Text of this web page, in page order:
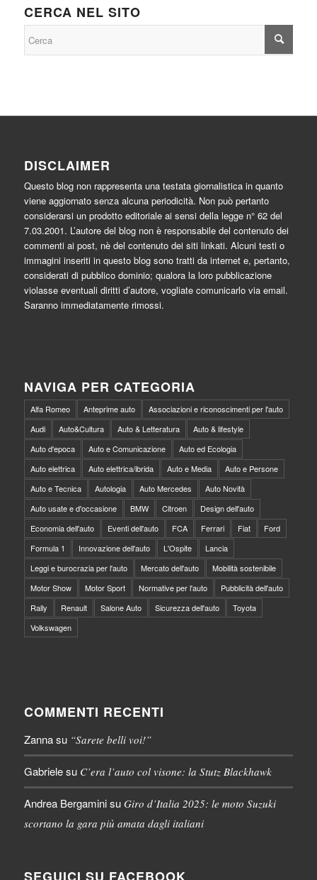
CERCA NEL SITO
DISCLAIMER
Questo blog non rappresenta una testata giornalistica in quanto
viene aggiornato senza alcuna periodicità. Non può pertanto
considerarsi un prodotto editoriale ai sensi della legge n° 62 del
7.03.2001. L’autore del blog non è responsabile del contenuto dei
commenti ai post, nè del contenuto dei siti linkati. Alcuni testi o
immagini inseriti in questo blog sono tratti da internet e, pertanto,
considerati di pubblico dominio; qualora la loro pubblicazione
violasse eventuali diritti d’autore, vogliate comunicarlo via email.
Saranno immediatamente rimossi.
NAVIGA PER CATEGORIA
Alfa Romeo Anteprime auto
Associazioni e riconoscimenti per l'auto
Audi
Auto&Cultura Auto & Letteratura
Auto & lifestyle
Auto d'epoca
Auto e Comunicazione
Auto ed Ecologia
Auto elettrica
Auto elettrica/ibrida Auto e Media
Auto e Persone
Auto e Tecnica
Autologia Auto Mercedes
Auto Novità
Auto usate e d'occasione
BMW Citroen
Design dell'auto
Economia dell'auto
Eventi dell'auto FCA Ferrari Fiat
Ford
Formula 1
Innovazione dell'auto L'Ospite
Lancia
Leggi e burocrazia per l'auto
Mercato dell'auto
Mobilità sostenibile
Motor Show
Motor Sport Normative per l'auto
Pubblicità dell'auto
Rally
Renault Salone Auto Sicurezza dell'auto
Toyota
Volkswagen
COMMENTI RECENTI
Zannasu “Sarete belli voi!”
Gabrielesu C’era l’auto col visone: la Stutz Blackhawk
Andrea Bergaminisu Giro d’Italia 2025: le moto Suzuki
scortano la gara più amata dagli italiani